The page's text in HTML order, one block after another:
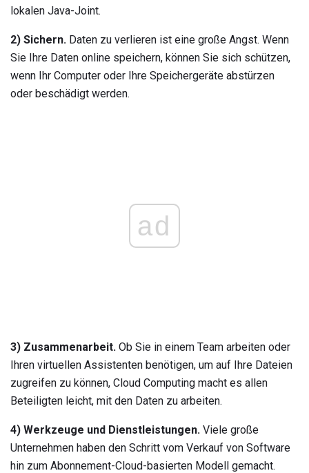
lokalen Java-Joint.
2) Sichern. Daten zu verlieren ist eine große Angst. Wenn
Sie Ihre Daten online speichern, können Sie sich schützen,
wenn Ihr Computer oder Ihre Speichergeräte abstürzen
oder beschädigt werden.
ad
3) Zusammenarbeit. Ob Sie in einem Team arbeiten oder
Ihren virtuellen Assistenten benötigen, um auf Ihre Dateien
zugreifen zu können, Cloud Computing macht es allen
Beteiligten leicht, mit den Daten zu arbeiten.
4) Werkzeuge und Dienstleistungen. Viele große
Unternehmen haben den Schritt vom Verkauf von Software
hin zum Abonnement-Cloud-basierten Modell gemacht.